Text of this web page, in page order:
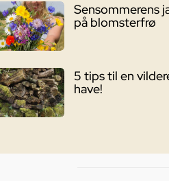
Sensommerens
på blomsterfrø
5 tips til en
have!